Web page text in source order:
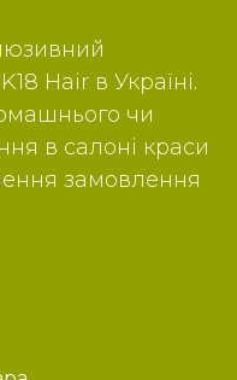
Hair в Україні.
чи
в салоні краси
замовлення